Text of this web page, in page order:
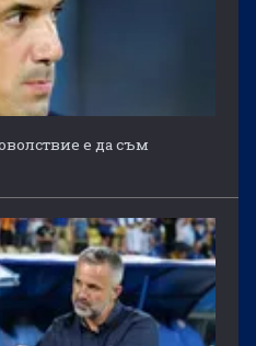
е да съм